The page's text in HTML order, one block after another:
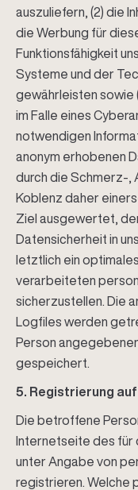
auszuliefern, (2) die
die Werbung für
Funktionsfähigkeit
Systeme und der
gewährleisten sowie
im Falle eines
notwendigen
anonym erhobenen
durch die Schmerz-,
Koblenz daher
Ziel ausgewertet,
Datensicherheit in
letztlich ein
verarbeiteten
sicherzustellen. Die
Logfiles werden
Person
gespeichert.
5. Registrierung
Die betroffene
Internetseite des für
unter Angabe von
registrieren. Welche